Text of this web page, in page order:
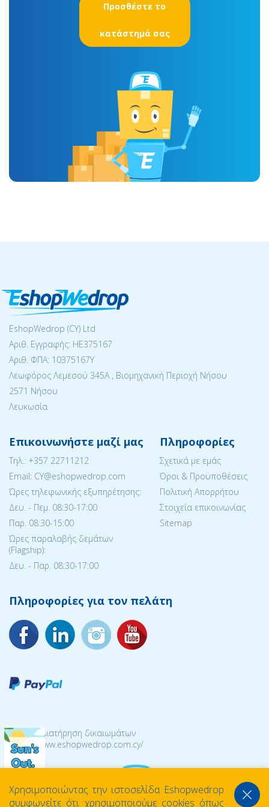
Προσθέστε το
κατάστημά σας
EshopWedrop (CY) Ltd
Αριθ. Εγγραφής: ΗΕ375167
Αριθ. ΦΠΑ: 10375167Y
Λεωφόρος Λεμεσού 345Α , Βιομηχανική Περιοχή Νήσου
2571 Νήσου
Λευκωσία
Επικοινωνήστε μαζί μας
Tηλ.: +357 22711212
Email: CY@eshopwedrop.com
Ώρες τηλεφωνικής εξυπηρέτησης:
Δευ. - Πεμ. 08:30-17:00
Παρ. 08:30-15:΄00
Ώρες παραλαβής δεμάτων
(Flagship):
Δευ. - Παρ. 08:30-17:00
Πληροφορίες
Σχετικά με εμάς
Όροι & Προϋποθέσεις
Πολιτική Απορρήτου
Στοιχεία επικοινωνίας
Sitemap
Πληροφορίες για τον πελάτη
© 2026 Διατήρηση δικαιωμάτων
https://www.eshopwedrop.com.cy/
Χρησιμοποιώντας την ιστοσελίδα Eshopwedrop
συμφωνείτε ότι χρησιμοποιούμε cookies όπως